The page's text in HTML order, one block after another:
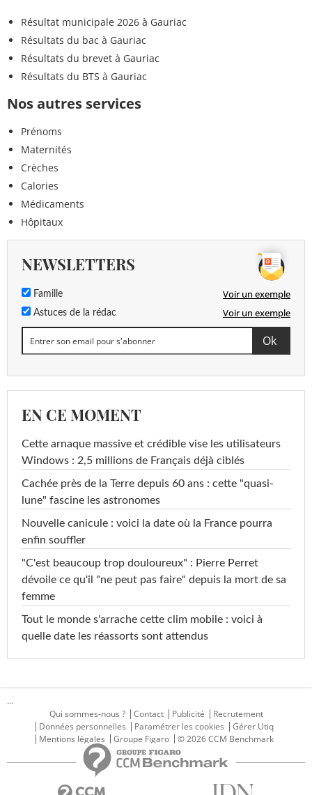
Résultat municipale 2026 à Gauriac
Résultats du bac à Gauriac
Résultats du brevet à Gauriac
Résultats du BTS à Gauriac
Nos autres services
Prénoms
Maternités
Crèches
Calories
Médicaments
Hôpitaux
NEWSLETTERS
Famille Voir un exemple
Astuces de la rédac Voir un exemple
EN CE MOMENT
Cette arnaque massive et crédible vise les utilisateurs
Windows : 2,5 millions de Français déjà ciblés
Cachée près de la Terre depuis 60 ans : cette "quasi-
lune" fascine les astronomes
Nouvelle canicule : voici la date où la France pourra
enfin souffler
"C'est beaucoup trop douloureux" : Pierre Perret
dévoile ce qu'il "ne peut pas faire" depuis la mort de sa
femme
Tout le monde s'arrache cette clim mobile : voici à
quelle date les réassorts sont attendus
...
Qui sommes-nous ?
Contact Publicité
Recrutement
Données personnelles
Paramétrer les cookies
Gérer Utiq
Mentions légales
Groupe Figaro © 2026 CCM Benchmark